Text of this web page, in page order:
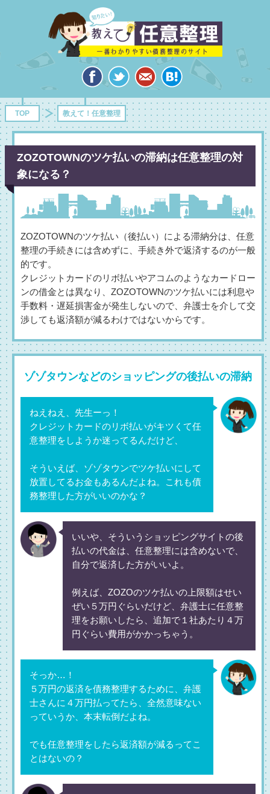
TOP 教えて！任意整理
ZOZOTOWNのツケ払いの滞納は任意整理の対
象になる？
ZOZOTOWNのツケ払い（後払い）による滞納分は、任意
整理の手続きには含めずに、手続き外で返済するのが一般
的です。
クレジットカードのリボ払いやアコムのようなカードロー
ンの借金とは異なり、ZOZOTOWNのツケ払いには利息や
手数料・遅延損害金が発生しないので、弁護士を介して交
渉しても返済額が減るわけではないからです。
ゾゾタウンなどのショッピングの後払いの滞納
ねえねえ、先生ーっ！
クレジットカードのリボ払いがキツくて任
意整理をしようか迷ってるんだけど、
そういえば、ゾゾタウンでツケ払いにして
放置してるお金もあるんだよね。これも債
務整理した方がいいのかな？
いいや、そういうショッピングサイトの後
払いの代金は、任意整理には含めないで、
自分で返済した方がいいよ。
例えば、ZOZOのツケ払いの上限額はせい
ぜい５万円ぐらいだけど、弁護士に任意整
理をお願いしたら、追加で１社あたり４万
円ぐらい費用がかかっちゃう。
そっか…！
５万円の返済を債務整理するために、弁護
士さんに４万円払ってたら、全然意味ない
っていうか、本末転倒だよね。
でも任意整理をしたら返済額が減るってこ
とはないの？